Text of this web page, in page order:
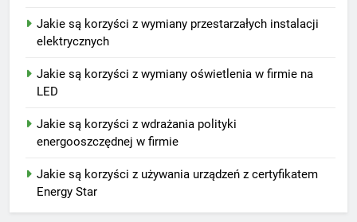
Jakie są korzyści z wymiany przestarzałych instalacji
elektrycznych
Jakie są korzyści z wymiany oświetlenia w firmie na
LED
Jakie są korzyści z wdrażania polityki
energooszczędnej w firmie
Jakie są korzyści z używania urządzeń z certyfikatem
Energy Star